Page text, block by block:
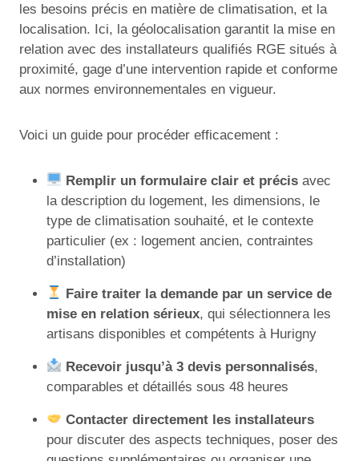
les besoins précis en matière de climatisation, et la
localisation. Ici, la géolocalisation garantit la mise en
relation avec des installateurs qualifiés RGE situés à
proximité, gage d’une intervention rapide et conforme
aux normes environnementales en vigueur.
Voici un guide pour procéder efficacement :
Remplir un formulaire clair et précis avec
la description du logement, les dimensions, le
type de climatisation souhaité, et le contexte
particulier (ex : logement ancien, contraintes
d’installation)
Faire traiter la demande par un service de
mise en relation sérieux, qui sélectionnera les
artisans disponibles et compétents à Hurigny
Recevoir jusqu’à 3 devis personnalisés,
comparables et détaillés sous 48 heures
Contacter directement les installateurs
pour discuter des aspects techniques, poser des